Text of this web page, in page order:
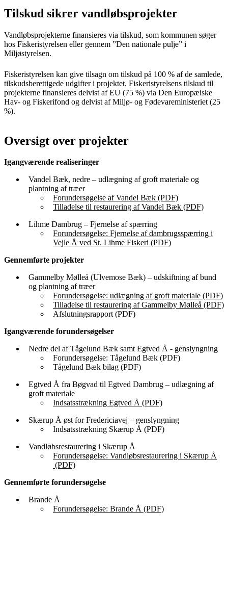
Tilskud sikrer vandløbsprojekter
Vandløbsprojekterne finansieres via tilskud, som kommunen søger
hos Fiskeristyrelsen eller gennem ”Den nationale pulje” i
Miljøstyrelsen.
Fiskeristyrelsen kan give tilsagn om tilskud på 100 % af de samlede,
tilskudsberettigede udgifter i projektet. Fiskeristyrelsens tilskud til
projekterne finansieres delvist af EU (75 %) via Den Europæiske
Hav- og Fiskerifond og delvist af Miljø- og Fødevareministeriet (25
%).
Oversigt over projekter
Igangværende realiseringer
Vandel Bæk, nedre – udlægning af groft materiale og
plantning af træer
Forundersøgelse af Vandel Bæk (PDF)
Tilladelse til restaurering af Vandel Bæk (PDF)
Lihme Dambrug – Fjernelse af spærring
Forundersøgelse: Fjernelse af dambrugsspærring i
Vejle Å ved St. Lihme Fiskeri (PDF)
Gennemførte projekter
Gammelby Mølleå (Ulvemose Bæk) – udskiftning af bund
og plantning af træer
Forundersøgelse: udlægning af groft materiale (PDF)
Tilladelse til restaurering af Gammelby Mølleå (PDF)
Afslutningsrapport (PDF)
Igangværende forundersøgelser
Nedre del af Tågelund Bæk samt Egtved Å - genslyngning
Forundersøgelse: Tågelund Bæk (PDF)
Tågelund Bæk bilag (PDF)
Egtved Å fra Bøgvad til Egtved Dambrug – udlægning af
groft materiale
Indsatsstrækning Egtved Å (PDF)
Skærup Å øst for Fredericiavej – genslyngning
Indsatsstrækning Skærup Å (PDF)
Vandløbsrestaurering i Skærup Å
Forundersøgelse: Vandløbsrestaurering i Skærup Å
(PDF)
Gennemførte forundersøgelse
Brande Å
Forundersøgelse: Brande Å (PDF)